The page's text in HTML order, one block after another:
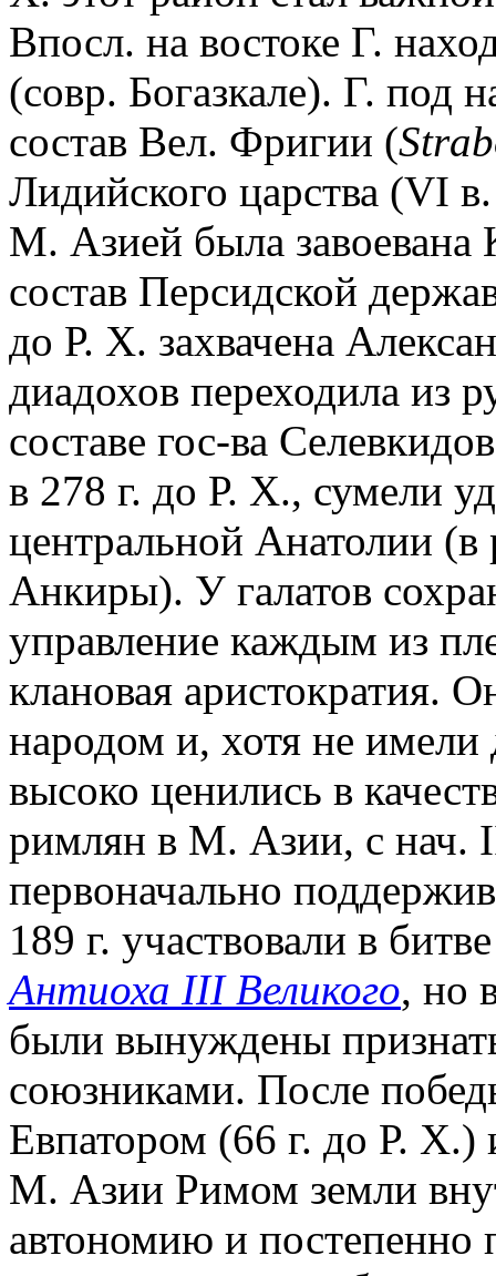
Впосл. на востоке Г.
(совр. Богазкале). Г. под
состав Вел. Фригии (
Лидийского царства (VI
М. Азией была
состав Персидской
до Р. Х. захвачена
диадохов переходила из
составе гос-ва
в 278 г. до Р. Х., сумели
центральной Анатолии (в
Анкиры). У галатов
управление каждым из
клановая аристократия.
народом и, хотя не
высоко ценились в
римлян в М. Азии, с нач.
первоначально
189 г. участвовали в
Антиоха III Великого, но
были вынуждены
союзниками. После
Евпатором (66 г. до Р. Х.)
М. Азии Римом земли
автономию и постепенно